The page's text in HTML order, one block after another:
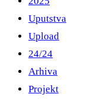
Uputstva
Upload
24/24
Arhiva
Projekt